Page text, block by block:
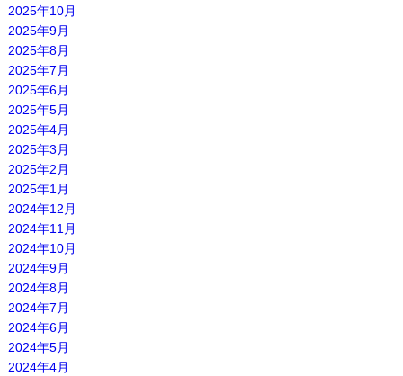
2025年10月
2025年9月
2025年8月
2025年7月
2025年6月
2025年5月
2025年4月
2025年3月
2025年2月
2025年1月
2024年12月
2024年11月
2024年10月
2024年9月
2024年8月
2024年7月
2024年6月
2024年5月
2024年4月